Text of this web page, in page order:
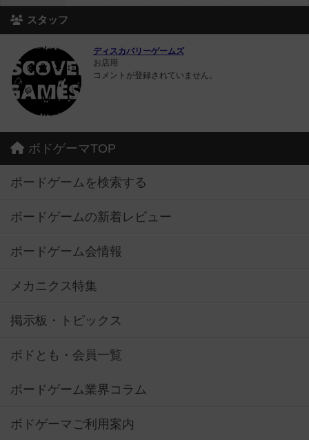
スタッフ
ディスカバリーゲームズ
お店用
コメントが登録されていません。
ボドゲーマTOP
ボードゲームを検索する
ボードゲームの新着レビュー
ボードゲーム会情報
メカニクス特集
掲示板・トピックス
ボドとも・会員一覧
ボードゲーム業界コラム
ボドゲーマご利用案内